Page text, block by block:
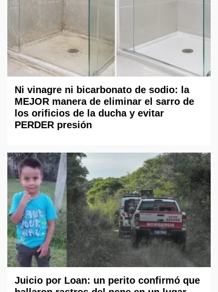
Ni vinagre ni bicarbonato de sodio: la
MEJOR manera de eliminar el sarro de
los orificios de la ducha y evitar
PERDER presión
Juicio por Loan: un perito confirmó que